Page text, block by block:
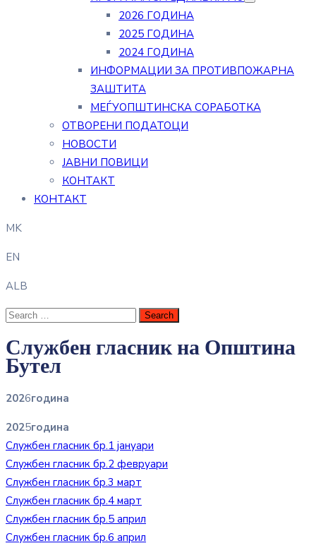
2026 ГОДИНА
2025 ГОДИНА
2024 ГОДИНА
ИНФОРМАЦИИ ЗА ПРОТИВПОЖАРНА
ЗАШТИТА
МЕЃУОПШТИНСКА СОРАБОТКА
ОТВОРЕНИ ПОДАТОЦИ
НОВОСТИ
ЈАВНИ ПОВИЦИ
КОНТАКТ
КОНТАКТ
MK
EN
ALB
Службен гласник на Општина
Бутел
2026година
2025година
Службен гласник бр.1 јануари
Службен гласник бр.2 февруари
Службен гласник бр.3 март
Службен гласник бр.4 март
Службен гласник бр.5 април
Службен гласник бр.6 април